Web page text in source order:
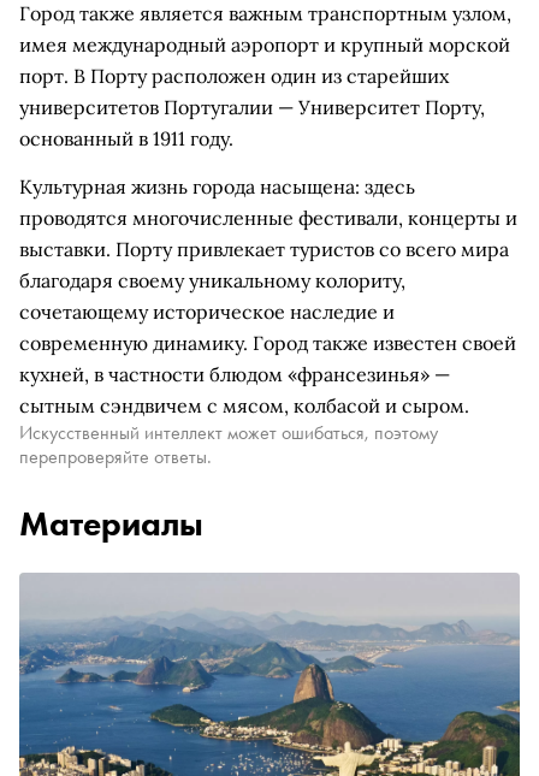
Город также является важным транспортным узлом,
имея международный аэропорт и крупный морской
порт. В Порту расположен один из старейших
университетов Португалии — Университет Порту,
основанный в 1911 году.
Культурная жизнь города насыщена: здесь
проводятся многочисленные фестивали, концерты и
выставки. Порту привлекает туристов со всего мира
благодаря своему уникальному колориту,
сочетающему историческое наследие и
современную динамику. Город также известен своей
кухней, в частности блюдом «франсезинья» —
сытным сэндвичем с мясом, колбасой и сыром.
Искусственный интеллект может ошибаться, поэтому
перепроверяйте ответы.
Материалы